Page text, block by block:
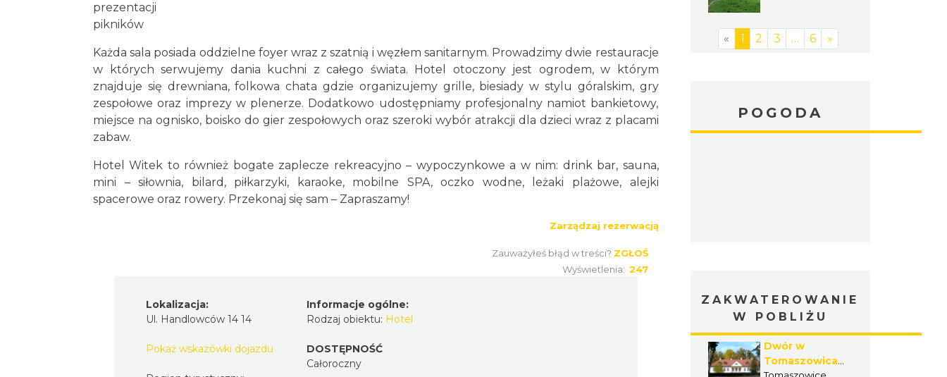
prezentacji
pikników
Każda sala posiada oddzielne foyer wraz z szatnią i węzłem sanitarnym. Prowadzimy dwie restauracje
w których serwujemy dania kuchni z całego świata. Hotel otoczony jest ogrodem, w którym
znajduje się drewniana, folkowa chata gdzie organizujemy grille, biesiady w stylu góralskim, gry
zespołowe oraz imprezy w plenerze. Dodatkowo udostępniamy profesjonalny namiot bankietowy,
miejsce na ognisko, boisko do gier zespołowych oraz szeroki wybór atrakcji dla dzieci wraz z placami
zabaw.
Hotel Witek to również bogate zaplecze rekreacyjno – wypoczynkowe a w nim: drink bar, sauna,
mini – siłownia, bilard, piłkarzyki, karaoke, mobilne SPA, oczko wodne, leżaki plażowe, alejki
spacerowe oraz rowery. Przekonaj się sam – Zapraszamy!
Zarządzaj rezerwacją
Zauważyłeś błąd w treści? ZGŁOŚ
Wyświetlenia: 247
Lokalizacja:
Ul. Handlowców 14 14
Pokaż wskazówki dojazdu
Informacje ogólne:
Rodzaj obiektu: Hotel
DOSTĘPNOŚĆ
Całoroczny
« 1 2 3 … 6 »
POGODA
ZAKWATEROWANIE
W POBLIŻU
Dwór w
Tomaszowicach